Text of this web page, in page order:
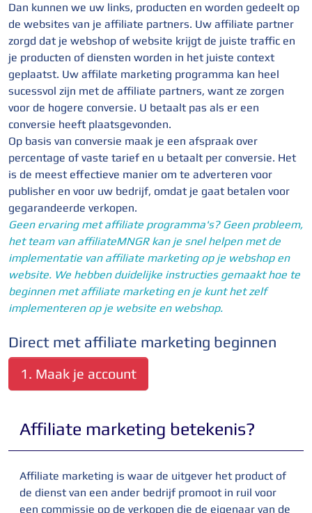
Dan kunnen we uw links, producten en worden gedeelt op
de websites van je affiliate partners. Uw affiliate partner
zorgd dat je webshop of website krijgt de juiste traffic en
je producten of diensten worden in het juiste context
geplaatst. Uw affilate marketing programma kan heel
sucessvol zijn met de affiliate partners, want ze zorgen
voor de hogere conversie. U betaalt pas als er een
conversie heeft plaatsgevonden.
Op basis van conversie maak je een afspraak over
percentage of vaste tarief en u betaalt per conversie. Het
is de meest effectieve manier om te adverteren voor
publisher en voor uw bedrijf, omdat je gaat betalen voor
gegarandeerde verkopen.
Geen ervaring met affiliate programma's? Geen probleem,
het team van affiliateMNGR kan je snel helpen met de
implementatie van affiliate marketing op je webshop en
website. We hebben duidelijke instructies gemaakt hoe te
beginnen met affiliate marketing en je kunt het zelf
implementeren op je website en webshop.
Direct met affiliate marketing beginnen
1. Maak je account
Affiliate marketing betekenis?
Affiliate marketing is waar de uitgever het product of
de dienst van een ander bedrijf promoot in ruil voor
een commissie op de verkopen die de eigenaar van de